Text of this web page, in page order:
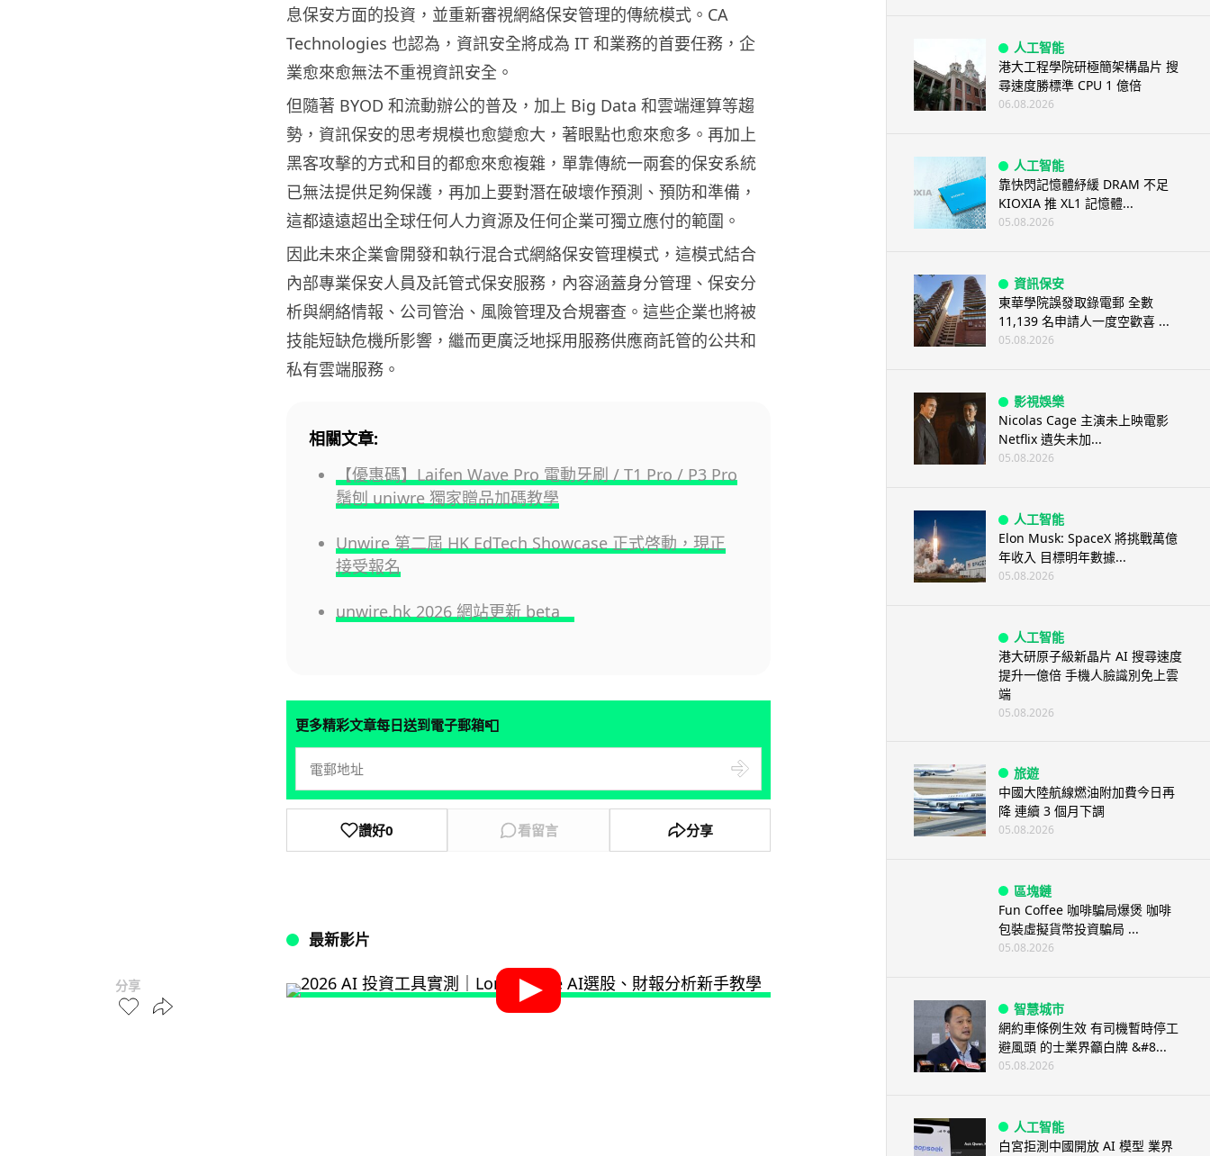
分享
息保安方面的投資，並重新審視網絡保安管理的傳統模式。CA
Technologies 也認為，資訊安全將成為 IT 和業務的首要任務，企
業愈來愈無法不重視資訊安全。
但隨著 BYOD 和流動辦公的普及，加上 Big Data 和雲端運算等趨
勢，資訊保安的思考規模也愈變愈大，著眼點也愈來愈多。再加上
黑客攻擊的方式和目的都愈來愈複雜，單靠傳統一兩套的保安系統
已無法提供足夠保護，再加上要對潛在破壞作預測、預防和準備，
這都遠遠超出全球任何人力資源及任何企業可獨立應付的範圍。
因此未來企業會開發和執行混合式網絡保安管理模式，這模式結合
內部專業保安人員及託管式保安服務，內容涵蓋身分管理、保安分
析與網絡情報、公司管治、風險管理及合規審查。這些企業也將被
技能短缺危機所影響，繼而更廣泛地採用服務供應商託管的公共和
私有雲端服務。
相關文章:
【優惠碼】Laifen Wave Pro 電動牙刷 / T1 Pro / P3 Pro
鬚刨 uniwre 獨家贈品加碼教學
Unwire 第二屆 HK EdTech Showcase 正式啓動，現正
接受報名
unwire.hk 2026 網站更新 beta
更多精彩文章每日送到電子郵箱📮
讚好0 看留言 分享
最新影片
人工智能
港大工程學院研極簡架構晶片 搜
尋速度勝標準 CPU 1 億倍
06.08.2026
人工智能
靠快閃記憶體紓緩 DRAM 不足
KIOXIA 推 XL1 記憶體...
05.08.2026
資訊保安
東華學院誤發取錄電郵 全數
11,139 名申請人一度空歡喜 ...
05.08.2026
影視娛樂
Nicolas Cage 主演未上映電影
Netflix 遺失未加...
05.08.2026
人工智能
Elon Musk: SpaceX 將挑戰萬億
年收入 目標明年數據...
05.08.2026
人工智能
港大研原子級新晶片 AI 搜尋速度
提升一億倍 手機人臉識別免上雲
端
05.08.2026
旅遊
中國大陸航線燃油附加費今日再
降 連續 3 個月下調
05.08.2026
區塊鏈
Fun Coffee 咖啡騙局爆煲 咖啡
包裝虛擬貨幣投資騙局 ...
05.08.2026
智慧城市
網約車條例生效 有司機暫時停工
避風頭 的士業界籲白牌 &#8...
05.08.2026
人工智能
白宮拒測中國開放 AI 模型 業界